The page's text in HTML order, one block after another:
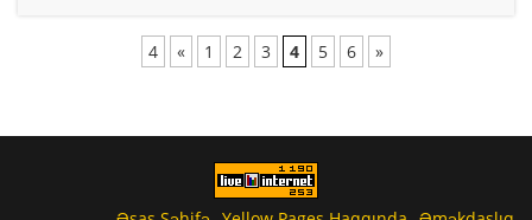
4 « 1 2 3 4 5 6 »